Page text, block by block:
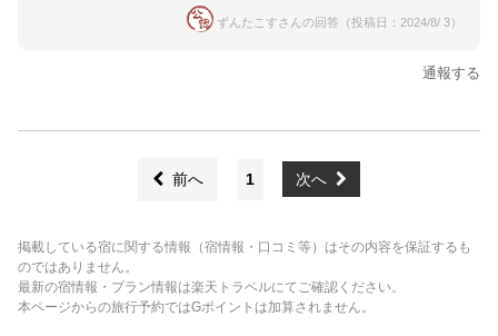
ずんたこすさんの回答（投稿日：2024/8/ 3）
通報する
前へ 1 次へ
掲載している宿に関する情報（宿情報・口コミ等）はその内容を保証するも
のではありません。
最新の宿情報・プラン情報は楽天トラベルにてご確認ください。
本ページからの旅行予約ではGポイントは加算されません。